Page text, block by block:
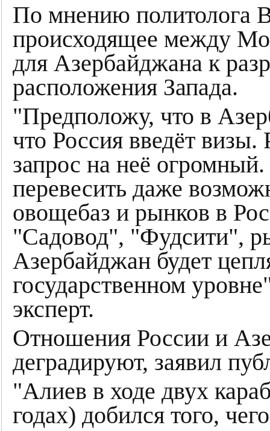
По мнению политолога
происходящее между
для Азербайджана к
расположения Запада.
"Предположу, что в
что Россия введёт
запрос на неё
перевесить даже
овощебаз и рынков в
"Садовод", "Фудсити",
Азербайджан будет
государственном
эксперт.
Отношения России и
деградируют, заявил
"Алиев в ходе двух
годах) добился того,